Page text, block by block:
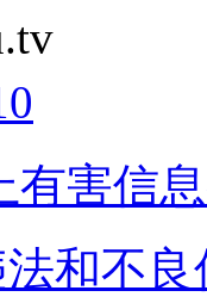
有害信
和不